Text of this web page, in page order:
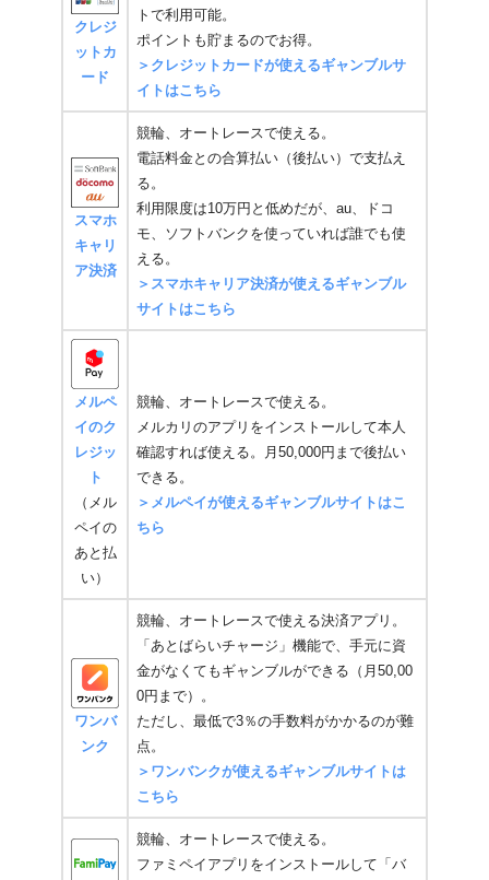
クレジ
ットカ
ード
トで利用可能。
ポイントも貯まるのでお得。
＞クレジットカードが使えるギャンブルサ
イトはこちら
スマホ
キャリ
ア決済
競輪、オートレースで使える。
電話料金との合算払い（後払い）で支払え
る。
利用限度は10万円と低めだが、au、ドコ
モ、ソフトバンクを使っていれば誰でも使
える。
＞スマホキャリア決済が使えるギャンブル
サイトはこちら
メルペ
イのク
レジッ
ト
（メル
ペイの
あと払
い）
競輪、オートレースで使える。
メルカリのアプリをインストールして本人
確認すれば使える。月50,000円まで後払い
できる。
＞メルペイが使えるギャンブルサイトはこ
ちら
ワンバ
ンク
競輪、オートレースで使える決済アプリ。
「あとばらいチャージ」機能で、手元に資
金がなくてもギャンブルができる（月50,00
0円まで）。
ただし、最低で3％の手数料がかかるのが難
点。
＞ワンバンクが使えるギャンブルサイトは
こちら
競輪、オートレースで使える。
ファミペイアプリをインストールして「バ